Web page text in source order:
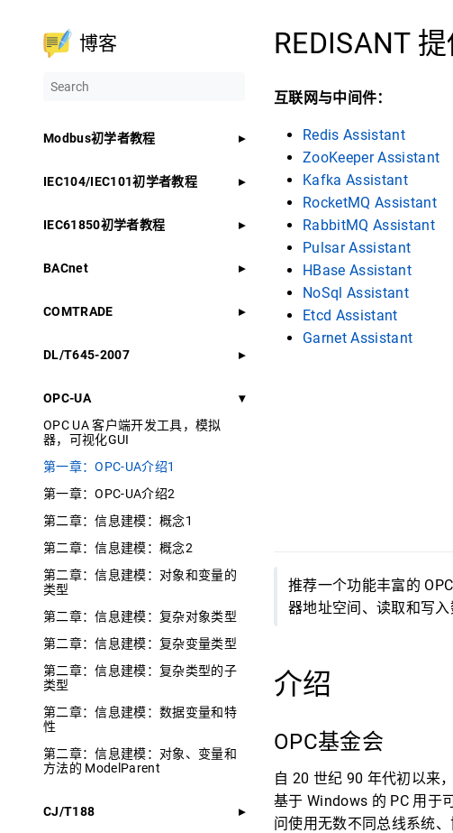
博客
Modbus初学者教程
IEC104/IEC101初学者教程
IEC61850初学者教程
BACnet
COMTRADE
DL/T645-2007
OPC-UA
OPC UA 客户端开发工具，模拟
器，可视化GUI
第一章：OPC-UA介绍1
第一章：OPC-UA介绍2
第二章：信息建模：概念1
第二章：信息建模：概念2
第二章：信息建模：对象和变量的
类型
第二章：信息建模：复杂对象类型
第二章：信息建模：复杂变量类型
第二章：信息建模：复杂类型的子
类型
第二章：信息建模：数据变量和特
性
第二章：信息建模：对象、变量和
方法的 ModelParent
CJ/T188
REDISANT
互联网与中间件：
Redis Assistant
ZooKeeper Assistant
Kafka Assistant
RocketMQ Assistant
RabbitMQ Assistant
Pulsar Assistant
HBase Assistant
NoSql Assistant
Etcd Assistant
Garnet Assistant
推荐一个功能丰富的
器地址空间、读取和写入
介绍
OPC基金会
自 20 世纪 90 年代初以来
基于 Windows 的 PC 用于
问使用无数不同总线系统